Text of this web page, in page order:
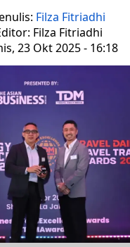
Filza Fitriadhi
Filza Fitriadhi
23 Okt 2025 - 16:18